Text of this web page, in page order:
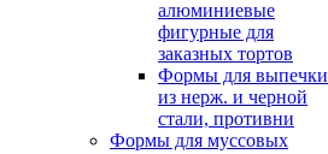
алюминиевые
фигурные для
заказных тортов
Формы для выпечки
из нерж. и черной
стали, противни
Формы для муссовых